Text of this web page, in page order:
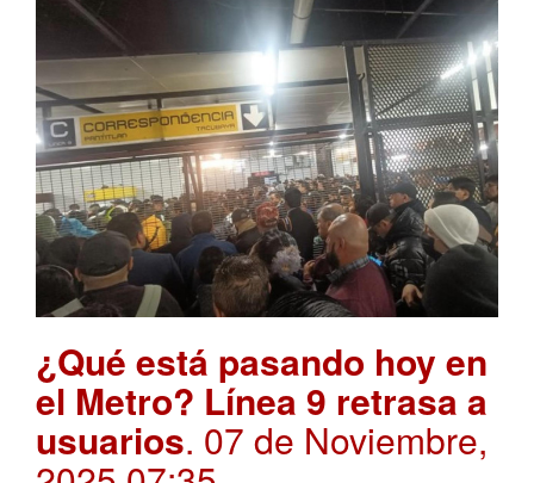
¿Qué está pasando hoy en
el Metro? Línea 9 retrasa a
usuarios. 07 de Noviembre,